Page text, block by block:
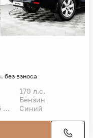
без взноса
170 л.с.
Бензин
Внедорожник 5 дв. Синий